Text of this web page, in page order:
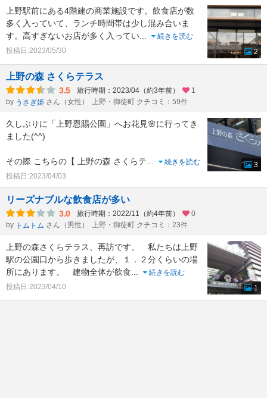
上野駅前にある4階建の商業施設です。飲食店が数
多く入っていて、ランチ時間帯は少し混み合いま
す。高すぎないお店が多く入ってい...
続きを読む
投稿日:2023/05/30
2
上野の森 さくらテラス
3.5 旅行時期：2023/04（約3年前）
1
by うさぎ姫 さん（女性） 上野・御徒町 クチコミ：59件
久しぶりに「上野恩賜公園」へお花見🌸に行ってき
ました(^^)
その際 こちらの【 上野の森 さくらテ...
続きを読む
投稿日:2023/04/03
3
リーズナブルな飲食店が多い
3.0 旅行時期：2022/11（約4年前）
0
by トムトム さん（男性） 上野・御徒町 クチコミ：23件
上野の森さくらテラス、再訪です。 私たちは上野
駅の公園口から歩きましたが、１．２分くらいの場
所にあります。 建物全体が飲食...
続きを読む
投稿日:2023/04/10
1